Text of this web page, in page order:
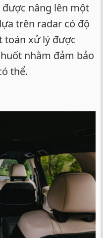
được nâng lên một
trên radar có độ
toán xử lý được
nhằm đảm bảo
thể.